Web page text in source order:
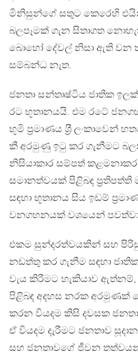
මිනිසුන්ගේ සතුට කෙරෙහි
බලපෑමක් ගැන සිතාගත
බොහෝ දේවල් නිසා ඇති වන
සම්බන්ධ නැත.
ජනතා සන්තෘෂ්ටිය ජාතික
රට භූතානයයි. එම රටේ
භූමි ප‍්‍රමාණය ශ‍්‍රී ලංකාවෙන්
කී අරමුණු ඉටු කර ගැනීමට
නිසියාකාර සම්පත්
සමානත්වයක් පිළිබඳ
සඳහා භූතානය සිය ඉඩම්
වනගහනයක් වශයෙන්
එකම සුන්දරත්වයකින් සහ
නඩත්තු කර ගැනීම සඳහා
වැය කිරීමට හැකියාව
පිළිබඳ අදහස නරක අරමුණක්
කරන වියදම කිසි දවසක
ඒ වියදම දැරීමට ජනතාව
සහ ජනතාවගේ ජීවන